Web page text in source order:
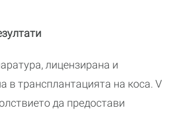
лицензирана и
в трансплантацията на коса. V
да предостави